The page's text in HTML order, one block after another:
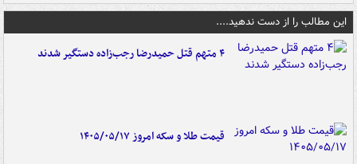
این مطالب را از دست ندهید....
۴ متهم قتل حمیدرضا رجب‌زاده دستگیر شدند
قیمت طلا و سکه امروز ۱۴۰۵/۰۵/۱۷